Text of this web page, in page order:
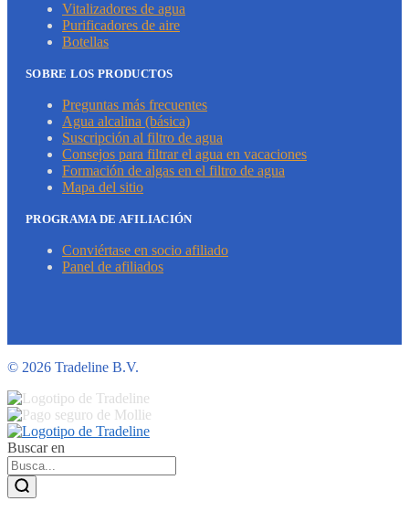
Vitalizadores de agua
Purificadores de aire
Botellas
SOBRE LOS PRODUCTOS
Preguntas más frecuentes
Agua alcalina (básica)
Suscripción al filtro de agua
Consejos para filtrar el agua en vacaciones
Formación de algas en el filtro de agua
Mapa del sitio
PROGRAMA DE AFILIACIÓN
Conviértase en socio afiliado
Panel de afiliados
© 2026 Tradeline B.V.
Buscar en